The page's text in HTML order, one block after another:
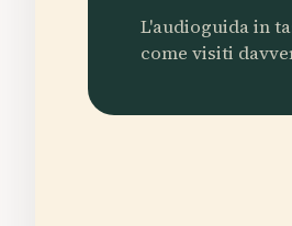
L'audioguida in
come visiti